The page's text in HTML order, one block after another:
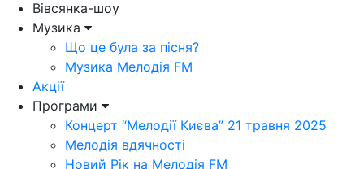
Вівсянка-шоу
Музика
Що це була за пісня?
Музика Мелодія FM
Акції
Програми
Концерт “Мелодії Києва” 21 травня 2025
Мелодія вдячності
Новий Рік на Мелодія FM